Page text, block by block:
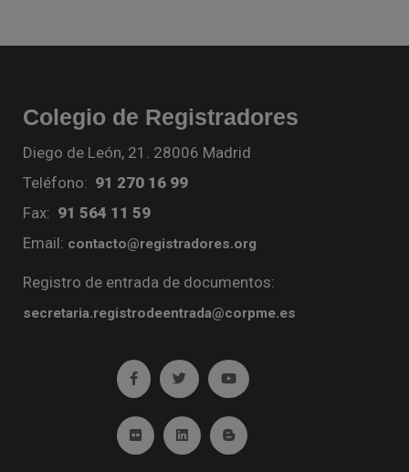
Colegio de Registradores
Diego de León, 21. 28006 Madrid
Teléfono: 91 270 16 99
Fax: 91 564 11 59
Email: contacto@registradores.org
Registro de entrada de documentos:
secretaria.registrodeentrada@corpme.es
Ir a facebook (abre en ventana nueva)
Ir a twitter (abre en ventana nueva)
Ir a YouTube (abre en
Ir a Flickr (abre en ventana nueva)
Ir a Linkedin (abre en ventana nueva)
Ir al Blog (abre en ventana